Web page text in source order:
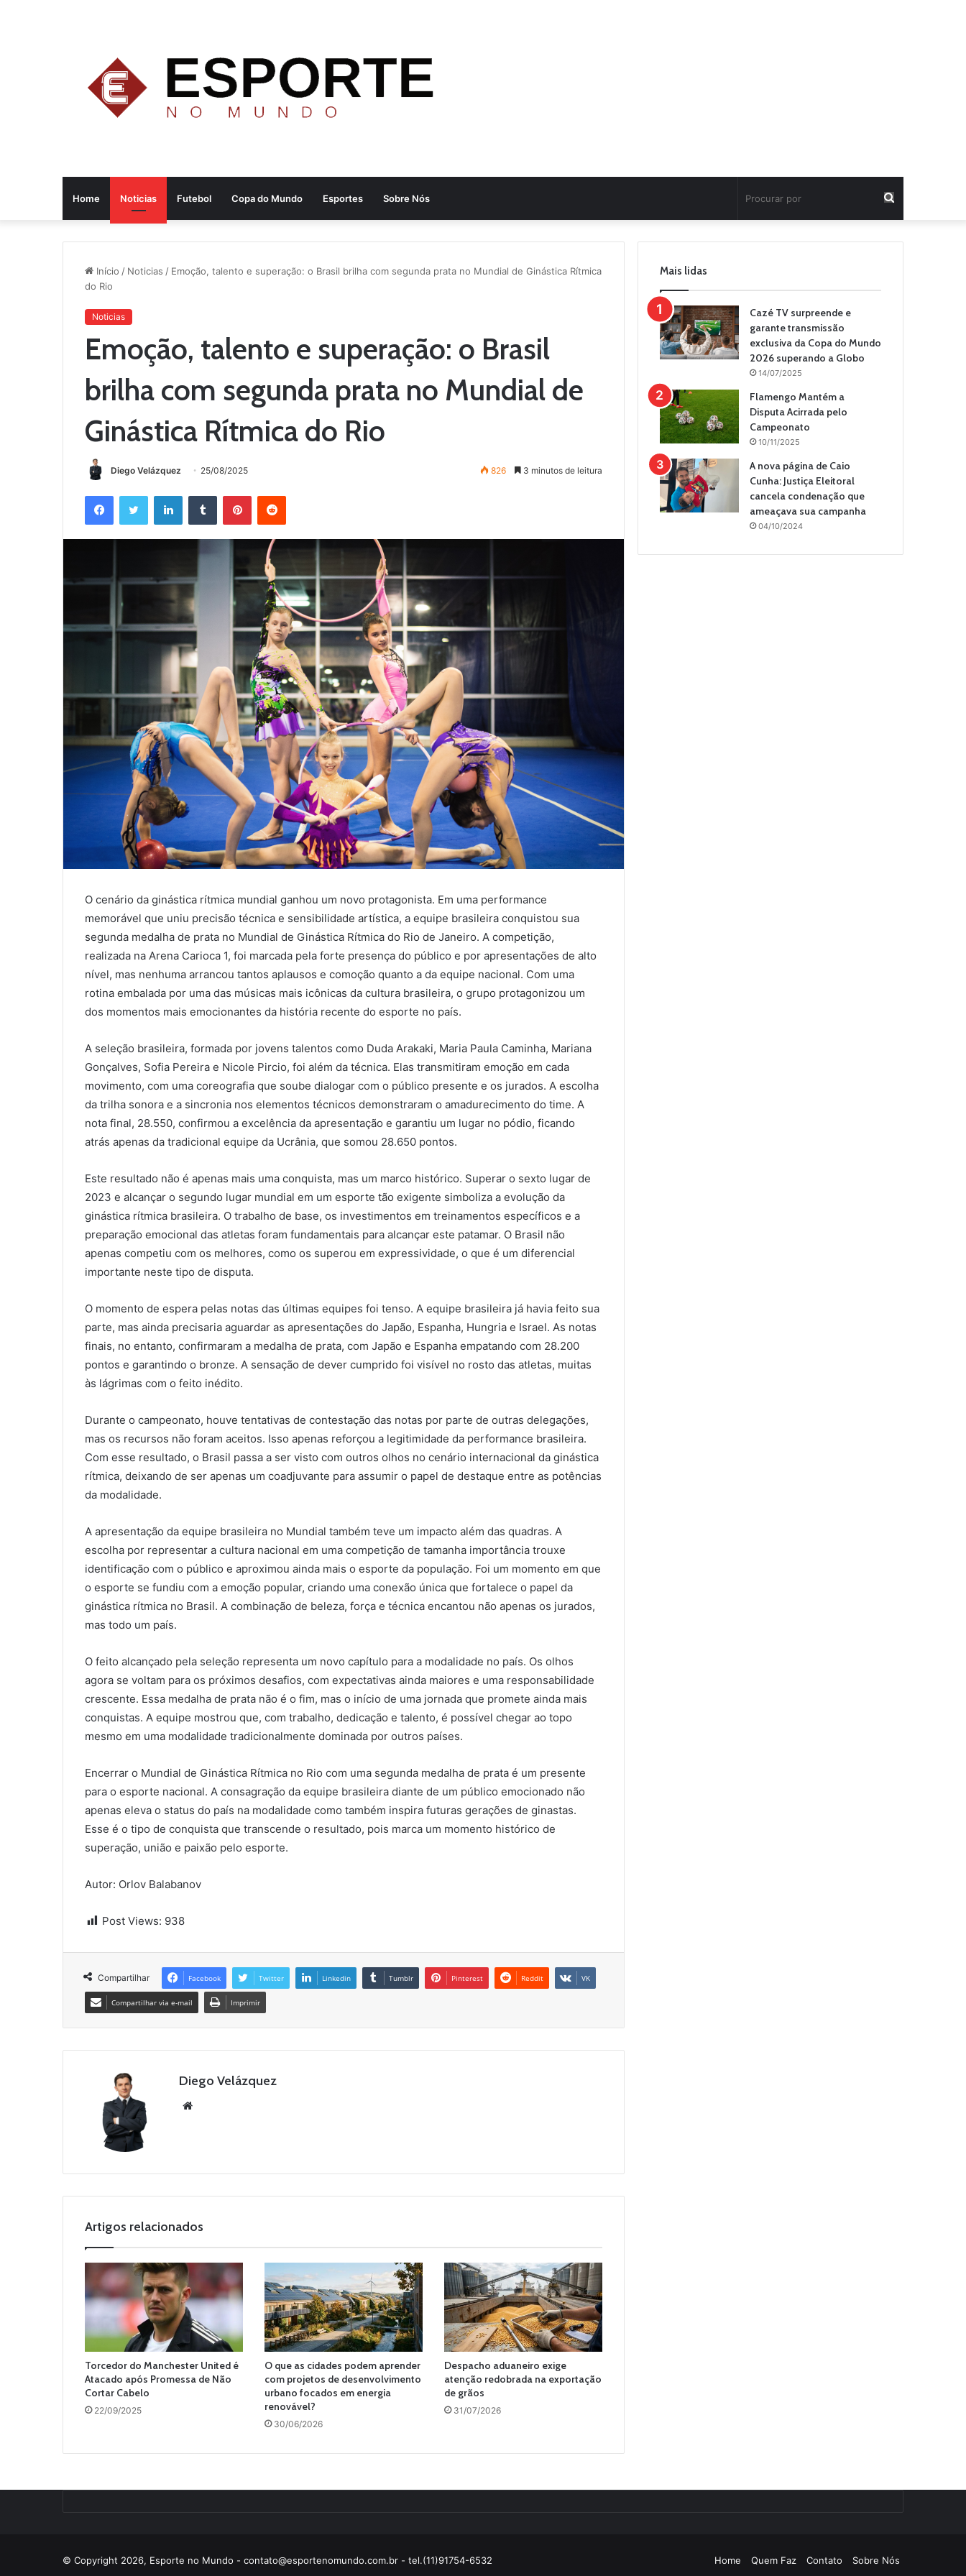
Home Noticias Futebol Copa do Mundo Esportes Sobre Nós
por
Início / Noticias / Emoção, talento e superação: o Brasil brilha com segunda prata no Mundial de Ginástica Rítmica
do Rio
Noticias
Emoção, talento e superação: o Brasil
brilha com segunda prata no Mundial de
Ginástica Rítmica do Rio
Diego Velázquez 25/08/2025 826 3 minutos de leitura
FacebookTwitter LinkedinTumblr PinterestReddit
O cenário da ginástica rítmica mundial ganhou um novo protagonista. Em uma performance
memorável que uniu precisão técnica e sensibilidade artística, a equipe brasileira conquistou sua
segunda medalha de prata no Mundial de Ginástica Rítmica do Rio de Janeiro. A competição,
realizada na Arena Carioca 1, foi marcada pela forte presença do público e por apresentações de alto
nível, mas nenhuma arrancou tantos aplausos e comoção quanto a da equipe nacional. Com uma
rotina embalada por uma das músicas mais icônicas da cultura brasileira, o grupo protagonizou um
dos momentos mais emocionantes da história recente do esporte no país.
A seleção brasileira, formada por jovens talentos como Duda Arakaki, Maria Paula Caminha, Mariana
Gonçalves, Sofia Pereira e Nicole Pircio, foi além da técnica. Elas transmitiram emoção em cada
movimento, com uma coreografia que soube dialogar com o público presente e os jurados. A escolha
da trilha sonora e a sincronia nos elementos técnicos demonstraram o amadurecimento do time. A
nota final, 28.550, confirmou a excelência da apresentação e garantiu um lugar no pódio, ficando
atrás apenas da tradicional equipe da Ucrânia, que somou 28.650 pontos.
Este resultado não é apenas mais uma conquista, mas um marco histórico. Superar o sexto lugar de
2023 e alcançar o segundo lugar mundial em um esporte tão exigente simboliza a evolução da
ginástica rítmica brasileira. O trabalho de base, os investimentos em treinamentos específicos e a
preparação emocional das atletas foram fundamentais para alcançar este patamar. O Brasil não
apenas competiu com os melhores, como os superou em expressividade, o que é um diferencial
importante neste tipo de disputa.
O momento de espera pelas notas das últimas equipes foi tenso. A equipe brasileira já havia feito sua
parte, mas ainda precisaria aguardar as apresentações do Japão, Espanha, Hungria e Israel. As notas
finais, no entanto, confirmaram a medalha de prata, com Japão e Espanha empatando com 28.200
pontos e garantindo o bronze. A sensação de dever cumprido foi visível no rosto das atletas, muitas
às lágrimas com o feito inédito.
Durante o campeonato, houve tentativas de contestação das notas por parte de outras delegações,
mas os recursos não foram aceitos. Isso apenas reforçou a legitimidade da performance brasileira.
Com esse resultado, o Brasil passa a ser visto com outros olhos no cenário internacional da ginástica
rítmica, deixando de ser apenas um coadjuvante para assumir o papel de destaque entre as potências
da modalidade.
A apresentação da equipe brasileira no Mundial também teve um impacto além das quadras. A
escolha por representar a cultura nacional em uma competição de tamanha importância trouxe
identificação com o público e aproximou ainda mais o esporte da população. Foi um momento em que
o esporte se fundiu com a emoção popular, criando uma conexão única que fortalece o papel da
ginástica rítmica no Brasil. A combinação de beleza, força e técnica encantou não apenas os jurados,
mas todo um país.
O feito alcançado pela seleção representa um novo capítulo para a modalidade no país. Os olhos
agora se voltam para os próximos desafios, com expectativas ainda maiores e uma responsabilidade
crescente. Essa medalha de prata não é o fim, mas o início de uma jornada que promete ainda mais
conquistas. A equipe mostrou que, com trabalho, dedicação e talento, é possível chegar ao topo
mesmo em uma modalidade tradicionalmente dominada por outros países.
Encerrar o Mundial de Ginástica Rítmica no Rio com uma segunda medalha de prata é um presente
para o esporte nacional. A consagração da equipe brasileira diante de um público emocionado não
apenas eleva o status do país na modalidade como também inspira futuras gerações de ginastas.
Esse é o tipo de conquista que transcende o resultado, pois marca um momento histórico de
superação, união e paixão pelo esporte.
Autor: Orlov Balabanov
Post Views: 938
Compartilhar Facebook Twitter Linkedin Tumblr Pinterest Reddit VK
Compartilhar via e-mail Imprimir
Diego Velázquez
Website
Artigos relacionados
Torcedor do Manchester United é
Atacado após Promessa de Não
Cortar Cabelo
22/09/2025
O que as cidades podem aprender
com projetos de desenvolvimento
urbano focados em energia
renovável?
30/06/2026
Despacho aduaneiro exige
atenção redobrada na exportação
de grãos
31/07/2026
Mais lidas
Cazé TV surpreende e
garante transmissão
exclusiva da Copa do Mundo
2026 superando a Globo
14/07/2025
Flamengo Mantém a
Disputa Acirrada pelo
Campeonato
10/11/2025
A nova página de Caio
Cunha: Justiça Eleitoral
cancela condenação que
ameaçava sua campanha
04/10/2024
© Copyright 2026, Esporte no Mundo - contato@esportenomundo.com.br - tel.(11)91754-6532 Home Quem Faz Contato Sobre Nós